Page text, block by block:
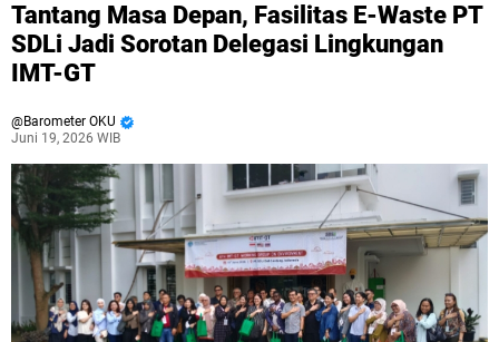
Tantang Masa Depan, Fasilitas E-Waste PT
SDLi Jadi Sorotan Delegasi Lingkungan
IMT-GT
Barometer OKU
Juni 19, 2026 WIB